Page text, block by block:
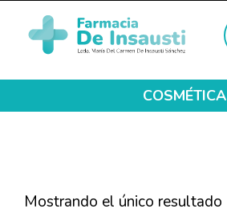
COSMÉTICA
Mostrando el único resultado